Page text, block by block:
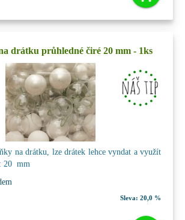
drátku průhledné čiré 20 mm - 1ks
na drátku, lze drátek lehce vyndat a využít
20 mm
Sleva: 20,0 %